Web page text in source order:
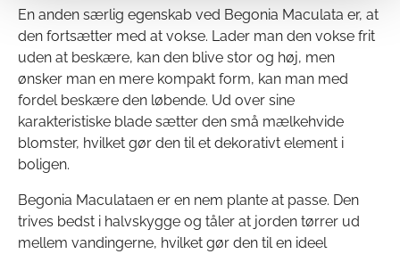
En anden særlig egenskab ved Begonia Maculata er, at
den fortsætter med at vokse. Lader man den vokse frit
uden at beskære, kan den blive stor og høj, men
ønsker man en mere kompakt form, kan man med
fordel beskære den løbende. Ud over sine
karakteristiske blade sætter den små mælkehvide
blomster, hvilket gør den til et dekorativt element i
boligen.
Begonia Maculataen er en nem plante at passe. Den
trives bedst i halvskygge og tåler at jorden tørrer ud
mellem vandingerne, hvilket gør den til en ideel